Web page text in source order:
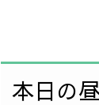
本日の